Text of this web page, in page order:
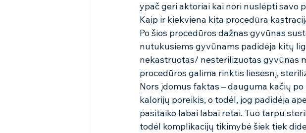
ypač geri aktoriai kai nori nuslėpti savo
Kaip ir kiekviena kita procedūra
Po šios procedūros dažnas gyvūnas
nutukusiems gyvūnams padidėja kitų
nekastruotas/ nesterilizuotas gyvūnas
procedūros galima rinktis liesesnį,
Nors įdomus faktas – dauguma kačių
kalorijų poreikis, o todėl, jog padidėja
pasitaiko labai labai retai. Tuo tarpu
todėl komplikacijų tikimybė šiek tiek